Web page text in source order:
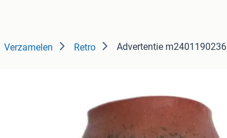
Verzamelen Retro Advertentie m2401190236